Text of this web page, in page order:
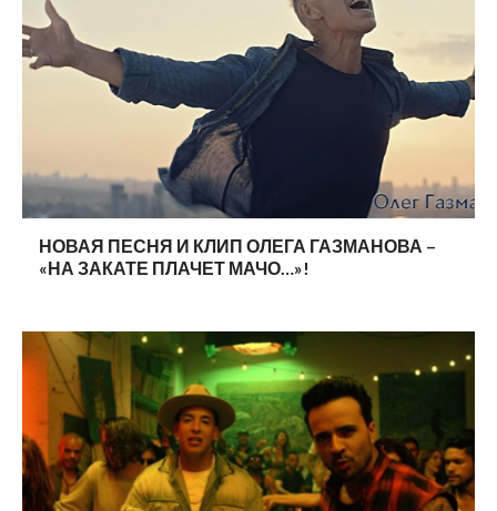
НОВАЯ ПЕСНЯ И КЛИП ОЛЕГА ГАЗМАНОВА –
«НА ЗАКАТЕ ПЛАЧЕТ МАЧО…»!